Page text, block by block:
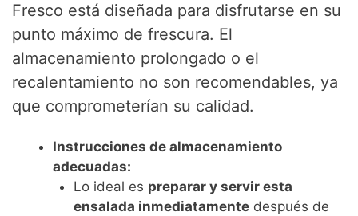
Fresco está diseñada para disfrutarse en su
punto máximo de frescura. El
almacenamiento prolongado o el
recalentamiento no son recomendables, ya
que comprometerían su calidad.
Instrucciones de almacenamiento
adecuadas:
Lo ideal es preparar y servir esta
ensalada inmediatamentedespués de